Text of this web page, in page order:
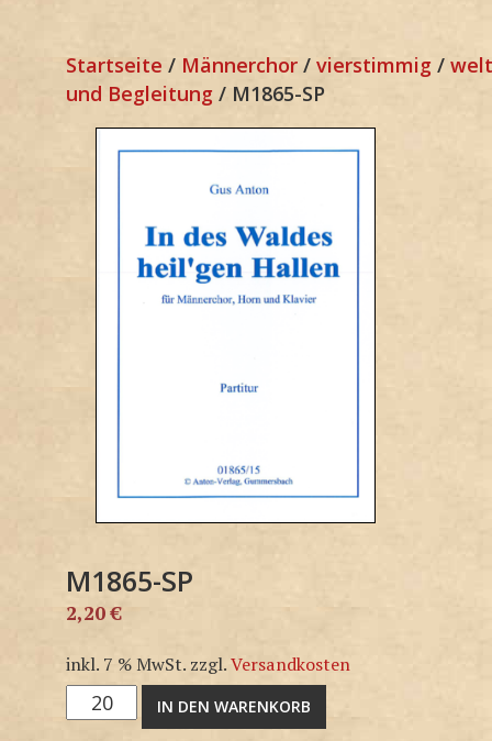
Startseite / Männerchor / vierstimmig /
und Begleitung / M1865-SP
M1865-SP
2,20€
inkl. 7 % MwSt. zzgl.Versandkosten
M1865-
SP
IN DEN WARENKORB